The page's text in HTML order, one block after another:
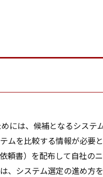
は、候補となるシステ
ムを比較する情報が必要
頼書）を配布して自社の
、システム選定の進め方